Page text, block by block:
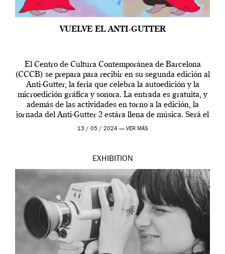
VUELVE EL ANTI-GUTTER
El Centro de Cultura Contemporánea de Barcelona
(CCCB) se prepara para recibir en su segunda edición al
Anti-Gutter, la feria que celebra la autoedición y la
microedición gráfica y sonora. La entrada es gratuita, y
además de las actividades en torno a la edición, la
jornada del Anti-Gutter 2 estára llena de música. Será el
[…]
13 / 05 / 2024 — VER MÁS
EXHIBITION